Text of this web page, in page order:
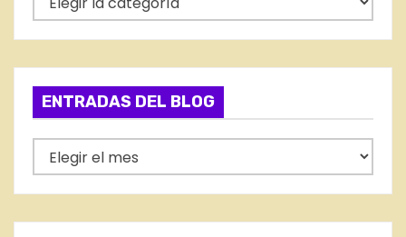
a
t
e
o
í
a
s
ENTRADAS DEL BLOG
N
T
R